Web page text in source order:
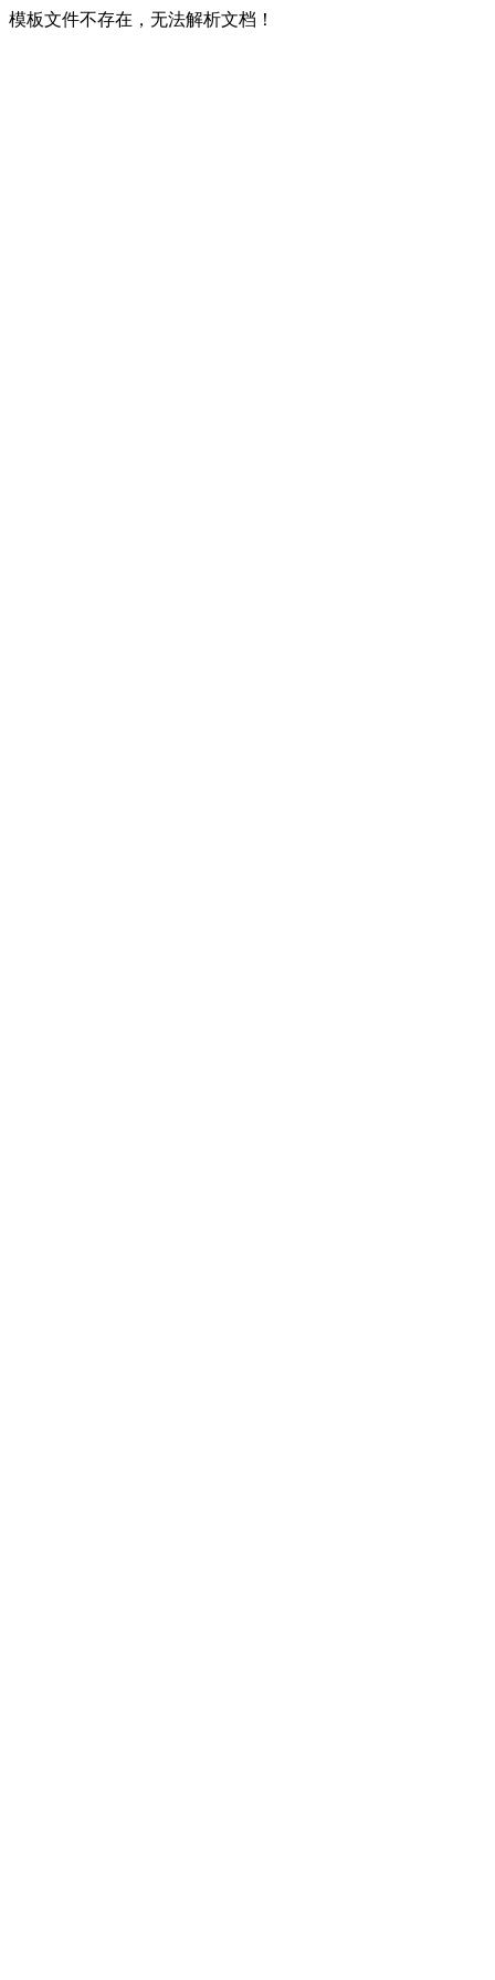
模板文件不存在，无法解析文档！